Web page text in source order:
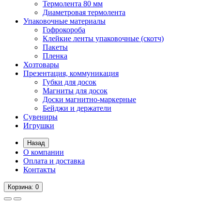
Термолента 80 мм
Диаметровая термолента
Упаковочные материалы
Гофрокороба
Клейкие ленты упаковочные (скотч)
Пакеты
Пленка
Хозтовары
Презентация, коммуникация
Губки для досок
Магниты для досок
Доски магнитно-маркерные
Бейджи и держатели
Сувениры
Игрушки
Назад
О компании
Оплата и доставка
Контакты
Корзина: 0